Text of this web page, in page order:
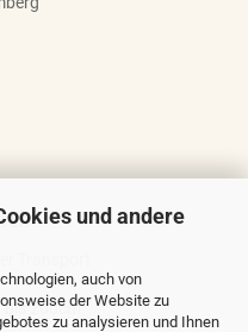
und andere
auch von
der Website zu
zu analysieren und Ihnen
Transport
bis 200cm